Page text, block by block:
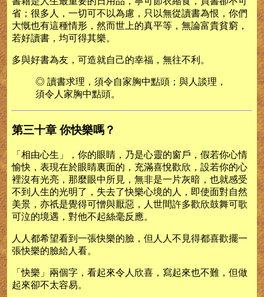
省；很多人，一切可不以為慮，只以無從讀書為恨，你們
大慨也有這種情形，然而世上的真平等，無論富貴貧窮，
若好讀書，均可得其樂。
多與好書為友，可造就自己的幸福，無往不利。
◎ 讀書求理，須令自家胸中點頭；與人談理，
須令人家胸中點頭。
第三十章 你快樂嗎？
「相由心生」，你的眼睛，乃是心靈的窗戶，假若你心情
愉快，表現在於眼睛裏面的，充滿喜悅歡欣，設若你的心
裡沒有光亮，那麼眼中所見，無非是一片灰暗，也就感受
不到人生的光明了，失去了快樂心境的人，即使面對自然
美景，亦祇是覺得可憎與厭惡，人世間許多歡欣鼓舞可歌
可泣的境遇，對他不起絲毫反應。
人人都希望看到一張快樂的臉，但人人不見得都喜歡擺一
張快樂的臉給人看。
「快樂」兩個字，看起來令人欣喜，寫起來也不難，但做
起來卻不太容易。